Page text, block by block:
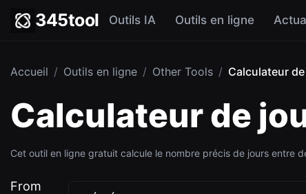
345tool Outils IA Outils en ligne
Accueil / Outils en ligne / Other Tools / Calculateur
Calculateur de
Cet outil en ligne gratuit calcule le nombre précis de jours entre
From